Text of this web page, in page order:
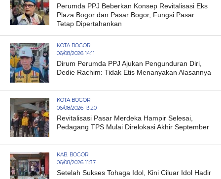
Perumda PPJ Beberkan Konsep Revitalisasi Eks
Plaza Bogor dan Pasar Bogor, Fungsi Pasar
Tetap Dipertahankan
KOTA BOGOR
06/08/2026 14:11
Dirum Perumda PPJ Ajukan Pengunduran Diri,
Dedie Rachim: Tidak Etis Menanyakan Alasannya
KOTA BOGOR
06/08/2026 13:20
Revitalisasi Pasar Merdeka Hampir Selesai,
Pedagang TPS Mulai Direlokasi Akhir September
KAB. BOGOR
06/08/2026 11:37
Setelah Sukses Tohaga Idol, Kini Ciluar Idol Hadir